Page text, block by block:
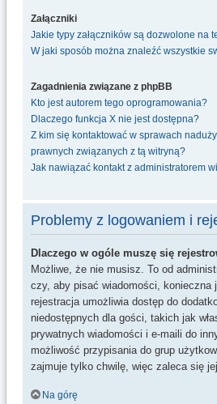
Załączniki
Jakie typy załączników są dozwolone na
W jaki sposób można znaleźć wszystkie
Zagadnienia związane z phpBB
Kto jest autorem tego oprogramowania?
Dlaczego funkcja X nie jest dostępna?
Z kim się kontaktować w sprawach
prawnych związanych z tą witryną?
Jak nawiązać kontakt z administratorem
Problemy z logowaniem i
Dlaczego w ogóle muszę się
Możliwe, że nie musisz. To od
czy, aby pisać wiadomości, konieczna
rejestracja umożliwia dostęp do
niedostępnych dla gości, takich jak
prywatnych wiadomości i e-maili do
możliwość przypisania do grup
zajmuje tylko chwilę, więc zaleca się
Na górę